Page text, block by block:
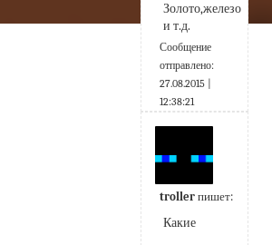
Золото,железо
и т.д.
Сообщение
отправлено:
27.08.2015 |
12:38:21
troller пишет:
Какие